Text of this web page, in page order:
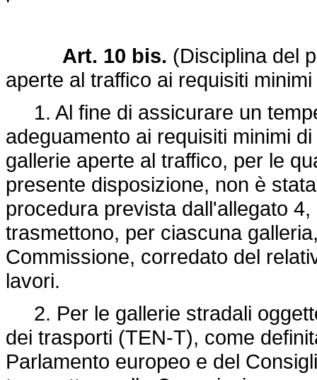
Art. 10 bis. (Disciplina del
aperte al traffico ai requisiti
1. Al fine di assicurare un
adeguamento ai requisiti minimi
gallerie aperte al traffico, per le
presente disposizione, non è
procedura prevista dall'allegato
trasmettono, per ciascuna
Commissione, corredato del
lavori.
2. Per le gallerie stradali
dei trasporti (TEN-T), come
Parlamento europeo e del